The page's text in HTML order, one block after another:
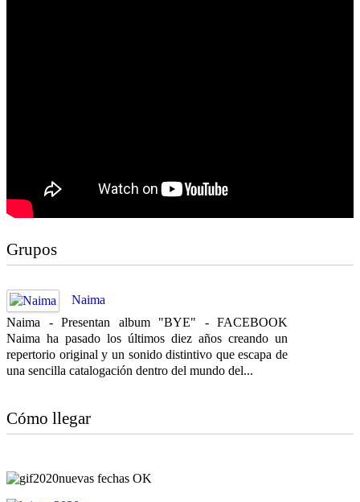
Grupos
Naima
Naima - Presentan album "BYE" - FACEBOOK
Naima ha pasado los últimos diez años creando un
repertorio original y un sonido distintivo que escapa de
una sencilla catalogación dentro del mundo del...
Cómo llegar